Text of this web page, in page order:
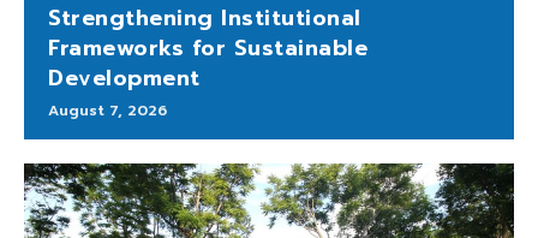
Strengthening Institutional
Frameworks for Sustainable
Development
August 7, 2026